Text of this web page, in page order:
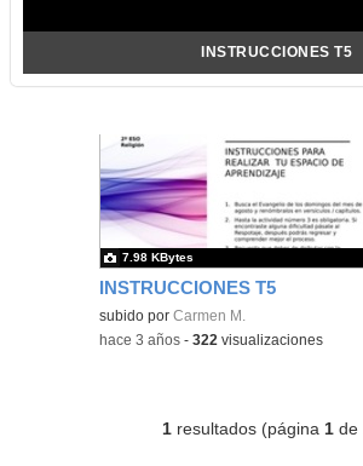
INSTRUCCIONES T5
INSTRUCCIONES T5
Contenido educativo.
subido porCarmen M.
7.98 KBytes
-hace 3 años -322 visualizaciones
1 resultados (página 1 de